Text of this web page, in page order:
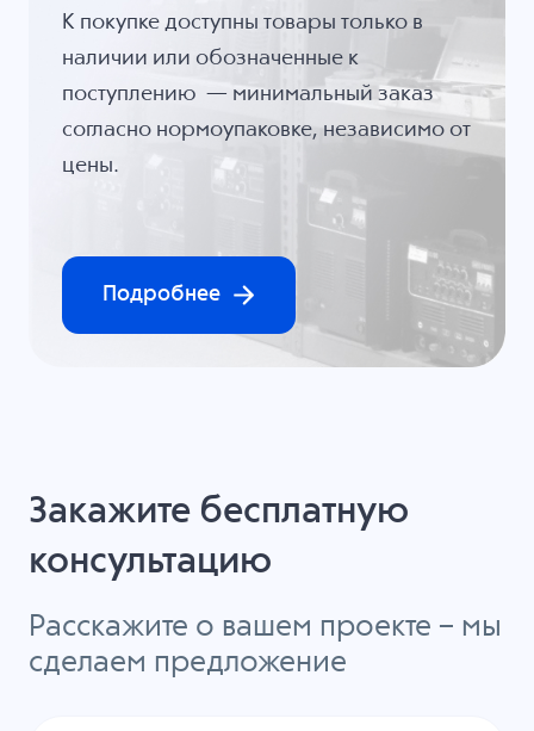
К покупке доступны товары только в
наличии или обозначенные к
поступлению — минимальный заказ
согласно нормоупаковке, независимо от
цены.
Подробнее
Закажите бесплатную
консультацию
Расскажите о вашем проекте – мы
сделаем предложение